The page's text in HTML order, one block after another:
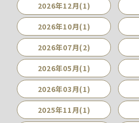
2026年12月(1)
2026年10月(1)
2026年07月(2)
2026年05月(1)
2026年03月(1)
2025年11月(1)